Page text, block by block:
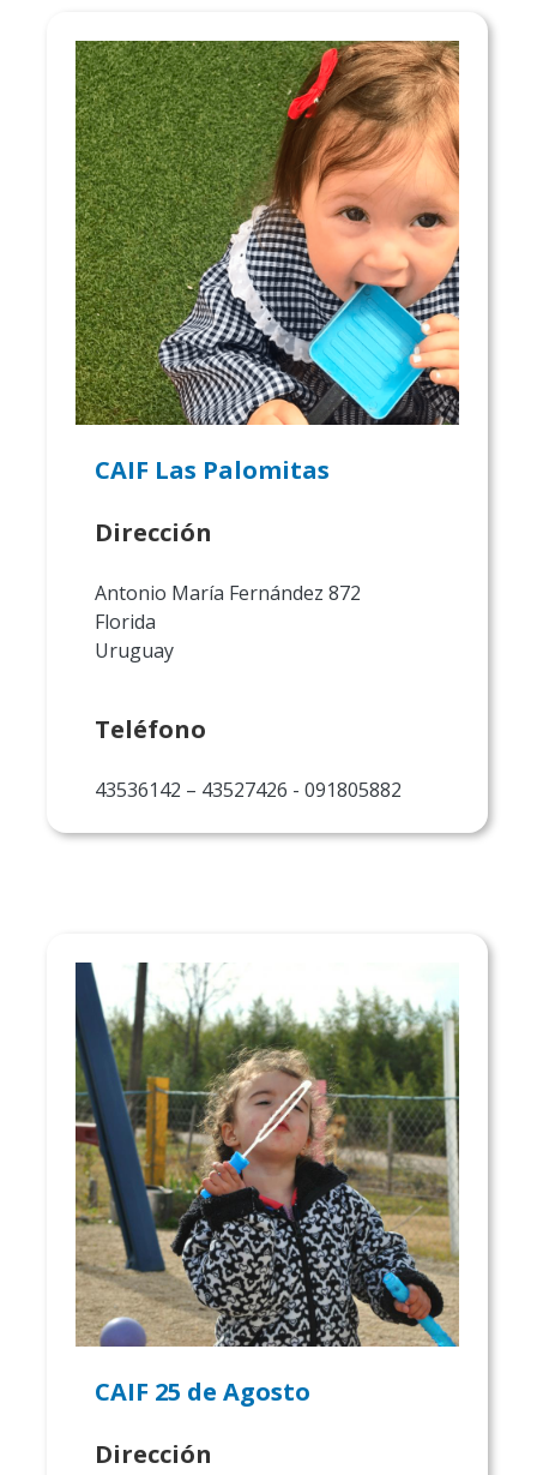
CAIF Las Palomitas
Dirección
Antonio María Fernández 872
Florida
Uruguay
Teléfono
43536142 – 43527426 - 091805882
CAIF 25 de Agosto
Dirección